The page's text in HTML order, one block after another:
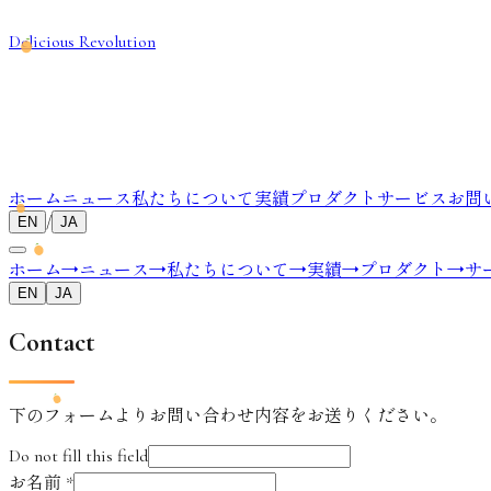
Delicious Revolution
ホーム ニュース私たちについて 実績プロダクト サービス お問
EN / JA
ホーム→ニュース→私たちについて→実績→プロダクト →サ
EN JA
Contact
下のフォームよりお問い合わせ内容をお送りください。
Do not fill this field
お名前 *